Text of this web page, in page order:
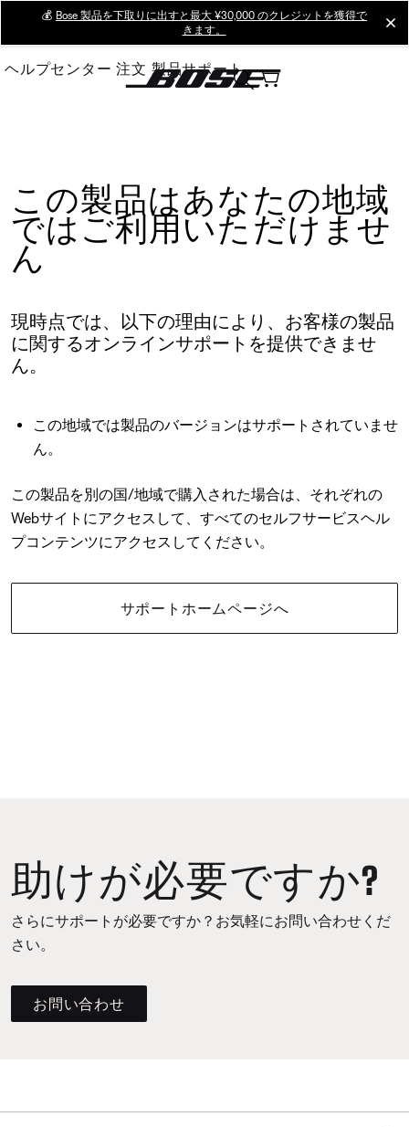
Main
💰 Bose 製品を下取りに出すと最大 ¥30,000 のクレジットを獲得で
きます。
ヘルプセンター 注文 製品サポート
この製品はあなたの地域
ではご利用いただけませ
ん
現時点では、以下の理由により、お客様の製品
に関するオンラインサポートを提供できませ
ん。
この地域では製品のバージョンはサポートされていませ
ん。
この製品を別の国/地域で購入された場合は、それぞれの
Webサイトにアクセスして、すべてのセルフサービスヘル
プコンテンツにアクセスしてください。
サポートホームページへ
助けが必要ですか?
さらにサポートが必要ですか？お気軽にお問い合わせくだ
さい。
お問い合わせ